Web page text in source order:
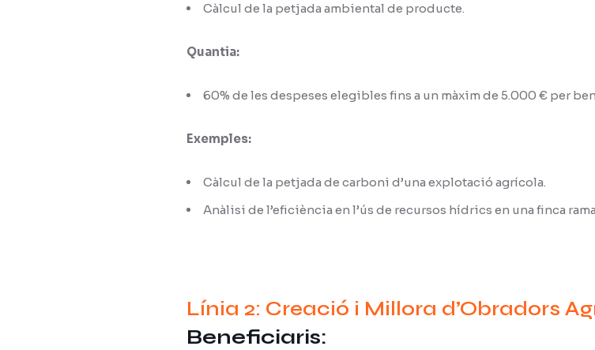
Càlcul de la petjada ambiental de producte.
Quantia:
60% de les despeses elegibles fins a un màxim de 5.000 € per
Exemples:
Càlcul de la petjada de carboni d’una explotació agrícola.
Anàlisi de l’eficiència en l’ús de recursos hídrics en una finca
Línia 2: Creació i Millora d’Obradors
Beneficiaris: